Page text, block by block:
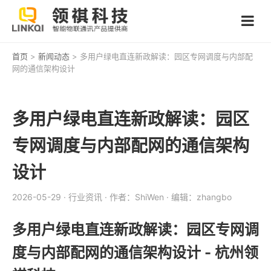
首页 > 新闻动态 > 多用户绿电直连新政解读：园区专网调度与内部配
网的通信架构设计
多用户绿电直连新政解读：园区
专网调度与内部配网的通信架构
设计
2026-05-29 · 行业资讯 · 作者：ShiWen · 编辑：zhangbo
多用户绿电直连新政解读：园区专网调
度与内部配网的通信架构设计 - 杭州领